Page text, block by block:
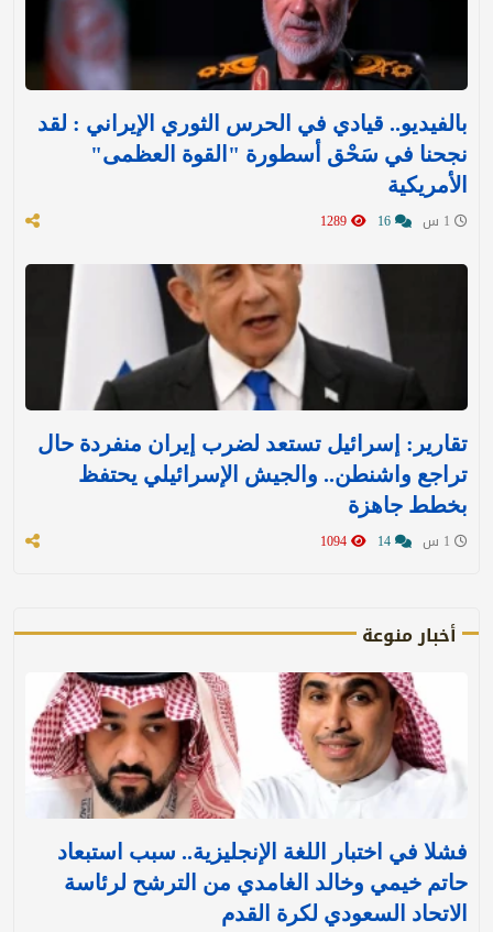
بالفيديو.. قيادي في الحرس الثوري الإيراني : لقد
نجحنا في سَحْق أسطورة "القوة العظمى"
الأمريكية
تقارير: إسرائيل تستعد لضرب إيران منفردة حال
تراجع واشنطن.. والجيش الإسرائيلي يحتفظ
بخطط جاهزة
أخبار منوعة
فشلا في اختبار اللغة الإنجليزية.. سبب استبعاد
حاتم خيمي وخالد الغامدي من الترشح لرئاسة
الاتحاد السعودي لكرة القدم